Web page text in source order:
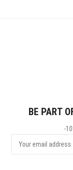
BE PART
-